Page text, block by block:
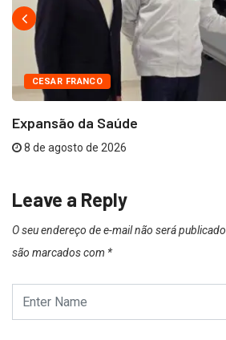
CESAR FRANCO
Expansão da Saúde
8 de agosto de 2026
Leave a Reply
O seu endereço de e-mail não será publicado.
são marcados com *